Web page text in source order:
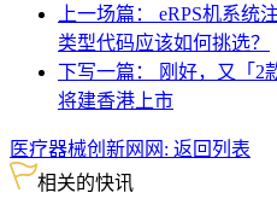
上一场篇： eRPS机系
类型代码应该如何挑选？
下写一篇： 刚好，又「2
将建香港上市
医疗器械创新网网: 返回列表
相关的快讯